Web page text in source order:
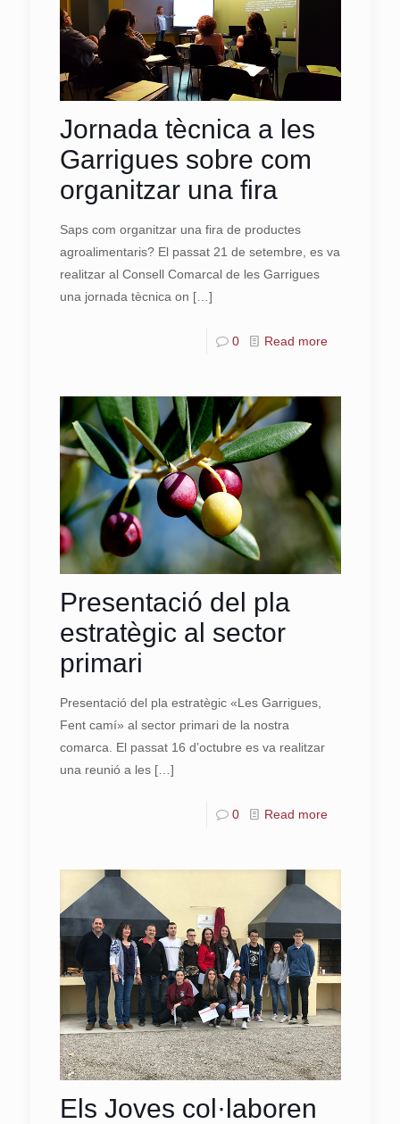
Jornada tècnica a les
Garrigues sobre com
organitzar una fira
Saps com organitzar una fira de productes
agroalimentaris? El passat 21 de setembre, es va
realitzar al Consell Comarcal de les Garrigues
una jornada tècnica on […]
0 Read more
Presentació del pla
estratègic al sector
primari
Presentació del pla estratègic «Les Garrigues,
Fent camí» al sector primari de la nostra
comarca. El passat 16 d’octubre es va realitzar
una reunió a les[…]
0 Read more
Els Joves col·laboren